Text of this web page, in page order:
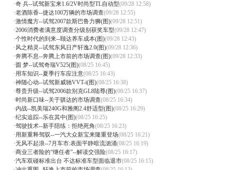
·奇 兵--试驾新宝来1.6/2V时尚型TL自动型(09/28 12:58)
·老酒陈香--捷达100万辆的市场调查(09/28 12:55)
·激情魔方--试驾2007款斯巴鲁力狮(图)(09/28 12:51)
·2006消费者满意度调查分级别获奖车型(09/28 12:47)
·个性时代的到来--颐达养车成本(图)(09/28 12:43)
·风之精灵--试驾东风日产轩逸2.0(图)(09/28 12:36)
·奔腾不息--奔腾上市前的市场调查(图)(09/28 12:33)
· 圆 梦--试驾奇瑞V525(图)(08/25 16:45)
·用车知识--夏季行车应注意(08/25 16:43)
·神随心动--试驾新威驰VVT-i(图)(08/25 16:38)
·尊贵升级--试驾2006款别克GL8陆尊(图)(08/25 16:37)
·时尚新口味--关于骐达的市场调查(08/25 16:34)
·内战--凯美瑞240G和雅阁2.4舒适型(图)(08/25 16:29)
·纪实追踪--乐在其中(图)(08/25 16:25)
·驾驶技术--新手陪练：拒绝死角(08/25 16:23)
·用新重释驾驭--一汽大众新宝来隆重登场(08/25 16:21)
·无风不起浪--7月车市:表面平静暗流汹涌(08/25 16:19)
·商业三者险的“继任者”--解读交强险(08/25 16:17)
·汽车双碰标准出台 不达标准车型面临退市(08/25 16:15)